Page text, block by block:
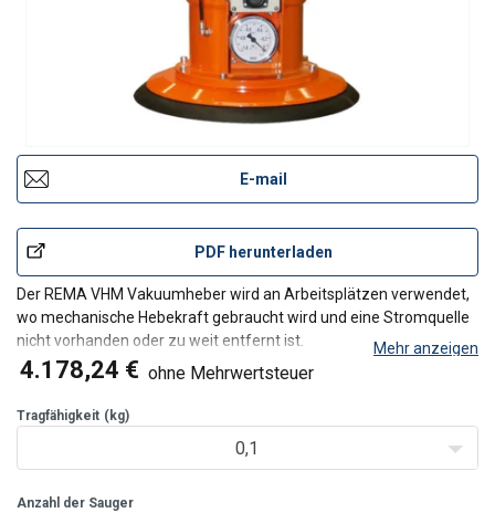
E-mail
PDF herunterladen
Der REMA VHM Vakuumheber wird an Arbeitsplätzen verwendet,
wo mechanische Hebekraft gebraucht wird und eine Stromquelle
nicht vorhanden oder zu weit entfernt ist.
Merkmale
Zuverlässige Mechanik beim Vakuumheben
Einfache und schnelle Installation
Mehr anzeigen
4.178,24 € ohne Mehrwertsteuer
Tragfähigkeit (kg)
0,1
Anzahl der Sauger